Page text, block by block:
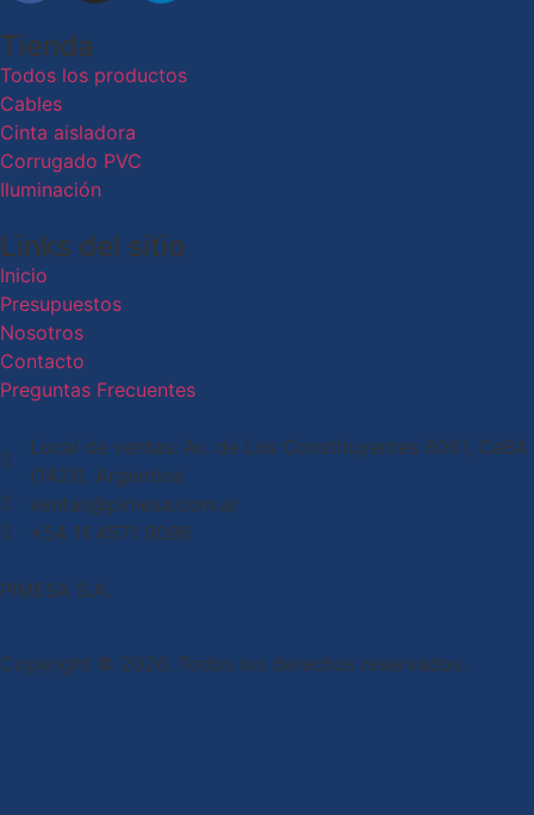
Tienda
Todos los productos
Cables
Cinta aisladora
Corrugado PVC
Iluminación
Links del sitio
Inicio
Presupuestos
Nosotros
Contacto
Preguntas Frecuentes
Local de ventas: Av. de Los Constituyentes 6061, CaBA
(1431), Argentina
ventas@pimesa.com.ar
+54 11 4571 9096
PIMESA S.A.
Copyright © 2026. Todos los derechos reservados.